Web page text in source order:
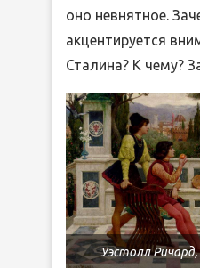
оно невнятное.
акцентируется
Сталина? К чему?
Уэстолл